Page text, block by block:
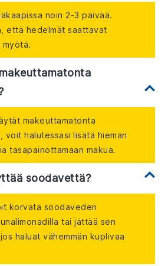
noin 2-3 päivää.
että hedelmät saattavat
myötä.
makeuttamatonta
voit halutessasi lisätä hieman
tasapainottamaan makua.
soodavettä?
korvata soodaveden
tai jättää sen
haluat vähemmän kuplivaa